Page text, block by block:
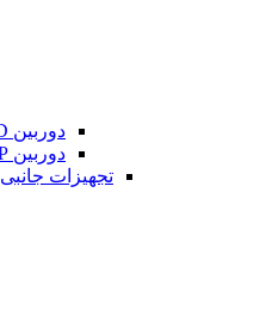
دوربین HD
دوربین IP
تجهیزات جانبی